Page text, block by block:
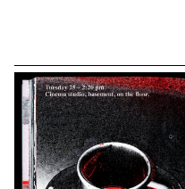
interprétation singulière de
celle-ci. L’identité est déclinée
sur une série de supports, de
la carte de visite au format F4,
comprenant affiches, flyers,
cartes de visite ainsi qu’une
affiche animée.